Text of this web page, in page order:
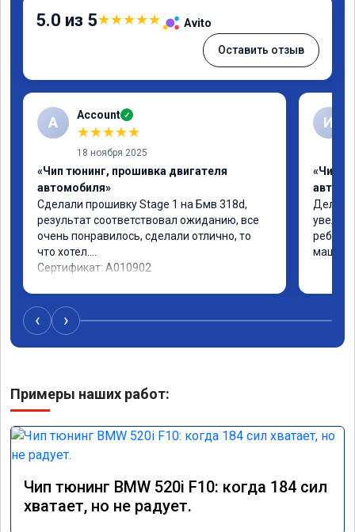
5.0 из 5★★★★★ Avito
Оставить отзыв
A Account ✓
★★★★★
18 ноября 2025
«Чип тюнинг, прошивка двигателя
автомобиля»
Сделали прошивку Stage 1 на Бмв 318d,
результат соответствовал ожиданию, все
очень понравилось, сделали отлично, то
что хотел.
Сертификат: A010902
И
«Чип
Делали
ребята
машина
‹ ›
Примеры наших работ:
Чип тюнинг BMW 520i F10: когда 184 сил
хватает, но не радует.